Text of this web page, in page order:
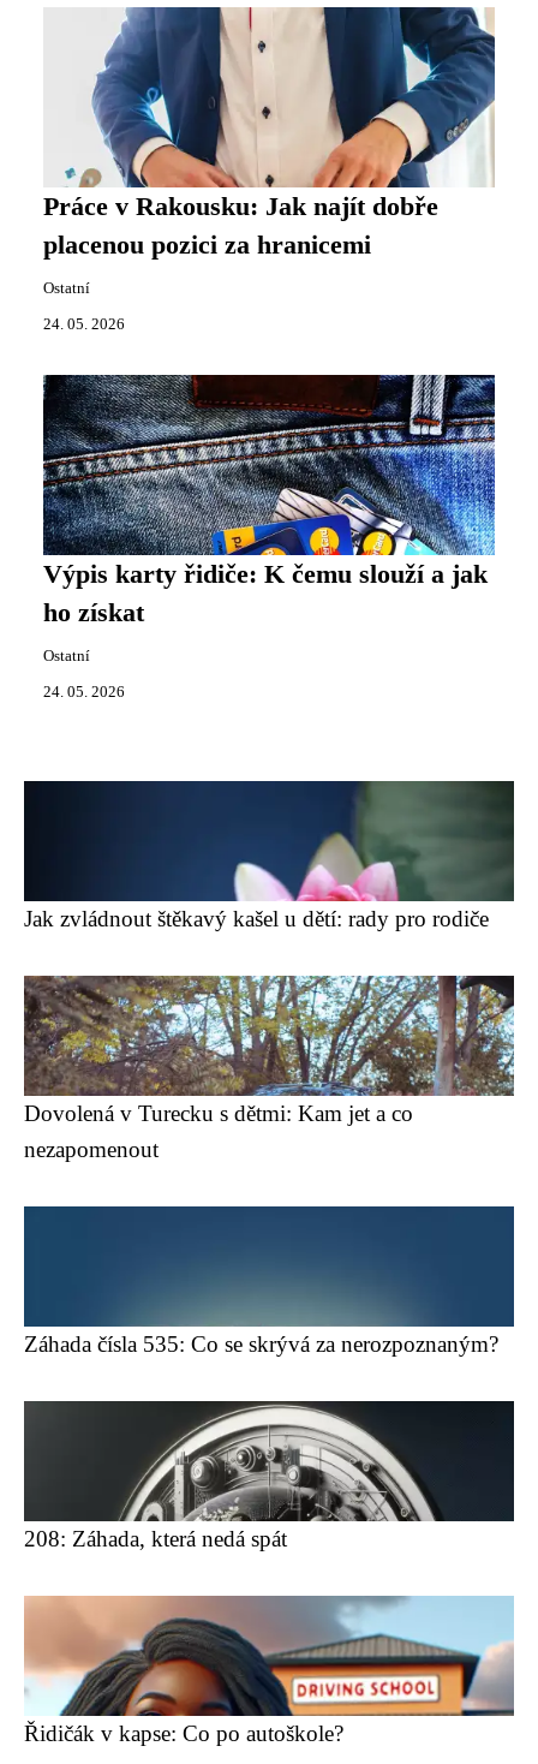
Práce v Rakousku: Jak najít dobře
placenou pozici za hranicemi
Ostatní
24. 05. 2026
Výpis karty řidiče: K čemu slouží a jak
ho získat
Ostatní
24. 05. 2026
Jak zvládnout štěkavý kašel u dětí: rady pro rodiče
Dovolená v Turecku s dětmi: Kam jet a co
nezapomenout
Záhada čísla 535: Co se skrývá za nerozpoznaným?
208: Záhada, která nedá spát
Řidičák v kapse: Co po autoškole?